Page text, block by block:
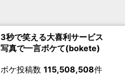
3秒で笑える大喜利サービス
写真で一言ボケて(bokete)
ボケ投稿数 115,508,508件